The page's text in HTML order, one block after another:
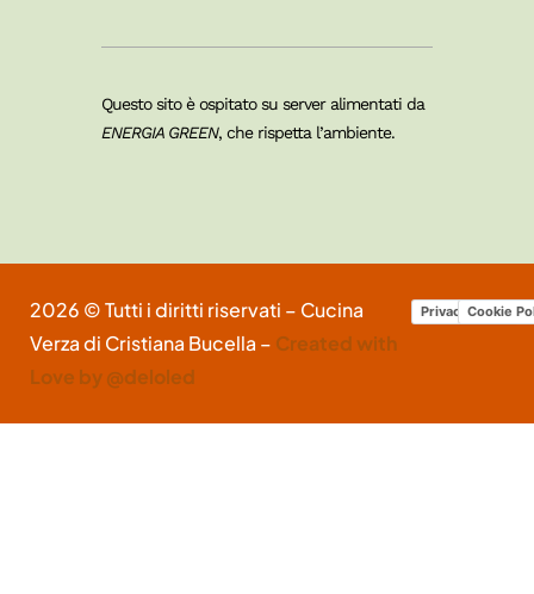
Questo sito è ospitato su server alimentati da
ENERGIA GREEN, che rispetta l’ambiente.
2026 © Tutti i diritti riservati – Cucina
Verza di Cristiana Bucella – Created with
Love by @deloled
Privacy Policy
Cookie